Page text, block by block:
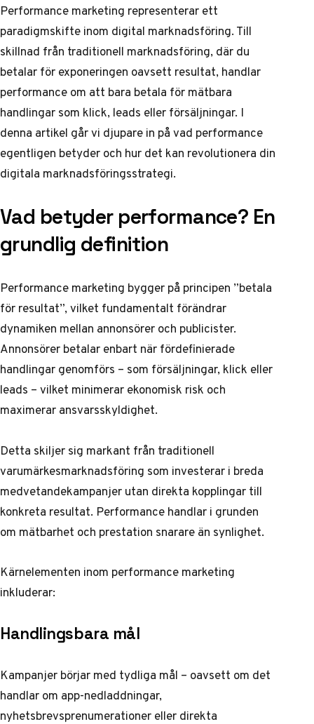
Performance marketing representerar ett
paradigmskifte inom digital marknadsföring. Till
skillnad från traditionell marknadsföring, där du
betalar för exponeringen oavsett resultat, handlar
performance om att bara betala för mätbara
handlingar som klick, leads eller försäljningar. I
denna artikel går vi djupare in på vad performance
egentligen betyder och hur det kan revolutionera din
digitala marknadsföringsstrategi.
Vad betyder performance? En
grundlig definition
Performance marketing bygger på principen ”betala
för resultat”, vilket fundamentalt förändrar
dynamiken mellan annonsörer och publicister.
Annonsörer betalar enbart när fördefinierade
handlingar genomförs – som försäljningar, klick eller
leads – vilket minimerar ekonomisk risk och
maximerar ansvarsskyldighet.
Detta skiljer sig markant från traditionell
varumärkesmarknadsföring som investerar i breda
medvetandekampanjer utan direkta kopplingar till
konkreta resultat. Performancehandlar i grunden
om mätbarhet och prestation snarare än synlighet.
Kärnelementen inom performance marketing
inkluderar:
Handlingsbara mål
Kampanjer börjar med tydliga mål – oavsett om det
handlar om app-nedladdningar,
nyhetsbrevsprenumerationer eller direkta